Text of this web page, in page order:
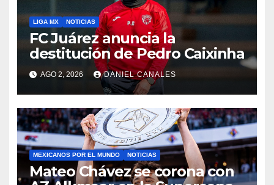
LIGA MX NOTICIAS
FC Juárez anuncia la
destitución de Pedro Caixinha
AGO 2, 2026 DANIEL CANALES
MEXICANOS POR EL MUNDO NOTICIAS
Mateo Chávez se corona con